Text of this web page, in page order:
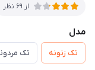
از 69 نظر
مدل
تک زنونه تک